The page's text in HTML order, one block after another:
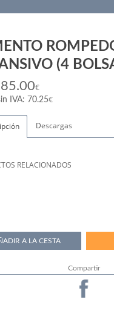
(4
85.00€
IVA: 70.25€
Descargas
RELACIONADOS
Compartir